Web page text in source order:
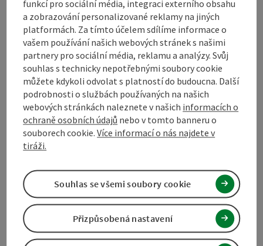
Bezbariérovost
Kontakt
Inspirace
Prohlášení o souhlasu
přejít na poznámky
Vytisknout
příspěvek
funkcí pro sociální média, integraci externího obsahu
a zobrazování personalizované reklamy na jiných
platformách. Za tímto účelem sdílíme informace o
vašem používání našich webových stránek s našimi
partnery pro sociální média, reklamu a analýzy. Svůj
souhlas s technicky nepotřebnými soubory cookie
můžete kdykoli odvolat s platností do budoucna. Další
podrobnosti o službách používaných na našich
webových stránkách naleznete v našich informacích o
ochraně osobních údajů nebo v tomto banneru o
souborech cookie.Více informací o nás najdete v
tiráži.
Přizpůsobená nastavení
Souhlas se všemi soubory cookie